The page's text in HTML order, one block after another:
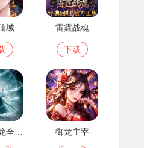
域 雷霆战魂
下载
御龙主宰